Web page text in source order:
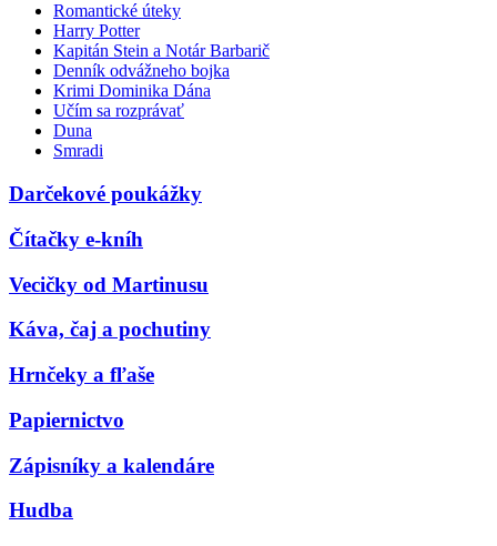
Romantické úteky
Harry Potter
Kapitán Stein a Notár Barbarič
Denník odvážneho bojka
Krimi Dominika Dána
Učím sa rozprávať
Duna
Smradi
Darčekové poukážky
Čítačky e-kníh
Vecičky od Martinusu
Káva, čaj a pochutiny
Hrnčeky a fľaše
Papiernictvo
Zápisníky a kalendáre
Hudba